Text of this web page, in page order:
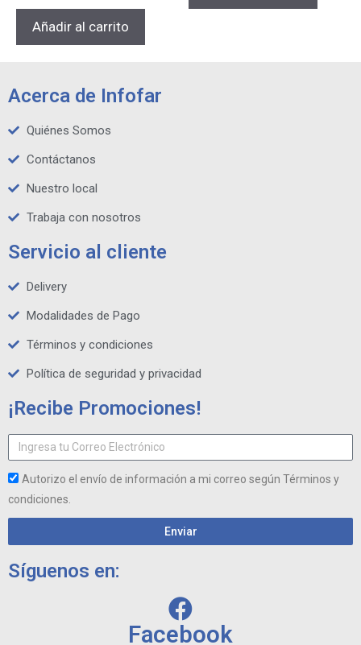
Añadir al carrito
Acerca de Infofar
Quiénes Somos
Contáctanos
Nuestro local
Trabaja con nosotros
Servicio al cliente
Delivery
Modalidades de Pago
Términos y condiciones
Política de seguridad y privacidad
¡Recibe Promociones!
Autorizo el envío de información a mi correo según Términos y
condiciones.
Enviar
Síguenos en:
Facebook